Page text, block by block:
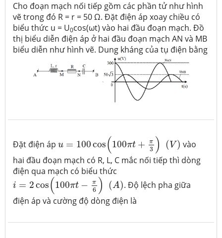
Cho đoạn mạch nối tiếp gồm các phần tử như hình
vẽ trong đó R = r = 50 Ω. Đặt điện áp xoay chiều có
biểu thức u = U0cos(ωt) vào hai đầu đoạn mạch. Đồ
thị biểu diễn điện áp ở hai đầu đoạn mạch AN và MB
biểu diễn như hình vẽ. Dung kháng của tụ điện bằng
Đặt điện áp u = 100cos(100πt + π
3 ) ( V )
100 V)
vào
hai đầu đoạn mạch có R, L, C mắc nối tiếp thì dòng
điện qua mạch có biểu thức
i = 2cos(100πt − π
6 ) (A)
i=2cos(100πt −π 6)(A)
. Độ lệch pha giữa
điện áp và cường độ dòng điện là